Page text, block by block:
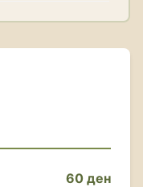
60 ден